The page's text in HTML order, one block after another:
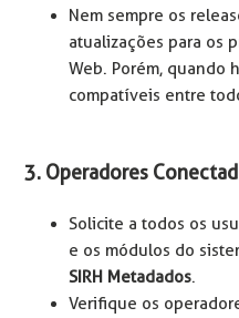
Nem sempre os
atualizações para os
Web. Porém, quando
compatíveis entre
3. Operadores
Solicite a todos os
e os módulos do
SIRH Metadados.
Verifique os